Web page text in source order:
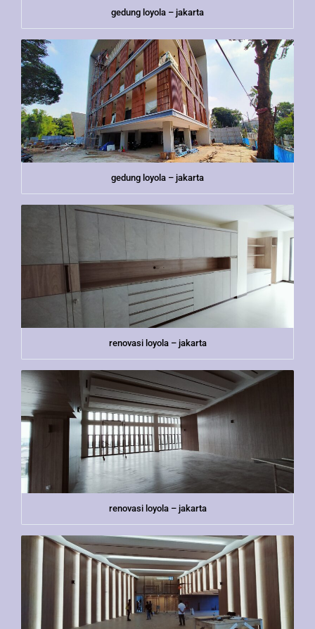
gedung loyola – jakarta
gedung loyola – jakarta
renovasi loyola – jakarta
renovasi loyola – jakarta